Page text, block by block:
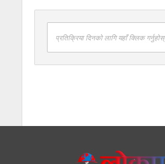
प्रतिक्रिया दिनको लागि यहाँ क्लिक गर्नुहोस्